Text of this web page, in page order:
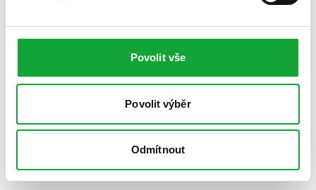
Povolit vše
Povolit výběr
Odmítnout